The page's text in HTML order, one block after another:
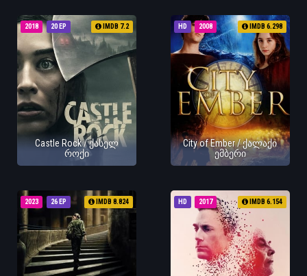
20 EP
2018 IMDB 7.2
Castle Rock / ქასელ
როქი
HD 2008 IMDB 6.298
City of Ember / ქალაქი
ემბერი
26 EP
2023 IMDB 8.824 HD 2017 IMDB 6.154